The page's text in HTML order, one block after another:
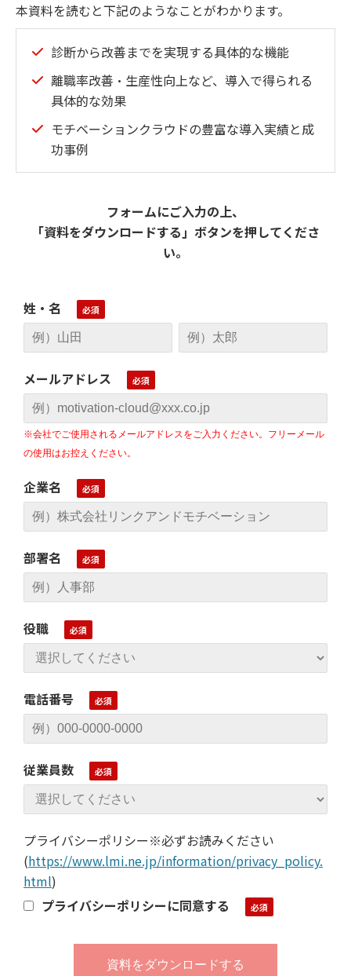
本資料を読むと下記のようなことがわかります。
診断から改善までを実現する具体的な機能
離職率改善・生産性向上など、導入で得られる
具体的な効果
モチベーションクラウドの豊富な導入実績と成
功事例
フォームにご入力の上、
「資料をダウンロードする」ボタンを押してくださ
い。
姓・名
メールアドレス
※会社でご使用されるメールアドレスをご入力ください。フリーメール
の使用はお控えください。
企業名
部署名
役職
電話番号
従業員数
プライバシーポリシー※必ずお読みください
(https://www.lmi.ne.jp/information/privacy_policy.
html)
プライバシーポリシーに同意する